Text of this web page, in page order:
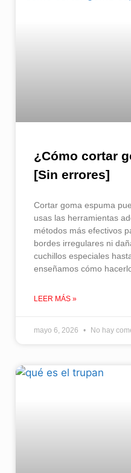
¿Cómo cortar
[Sin errores]
Cortar goma espuma
usas las herramientas
métodos más efectivos
bordes irregulares ni
cuchillos especiales
enseñamos cómo
LEER MÁS »
mayo 6, 2026 No hay